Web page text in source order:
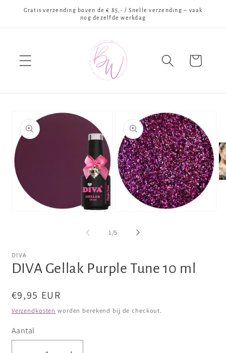
naar de
Gratis verzending boven de € 85,- / Snelle verzending – vaak
nog dezelfde werkdag
Winkelwagen
direct naar
openen
1/van
5
DIVA
DIVA Gellak Purple Tune 10 ml
Normale
prijs
€9,95 EUR
Verzendkosten worden berekend bij de checkout.
Aantal